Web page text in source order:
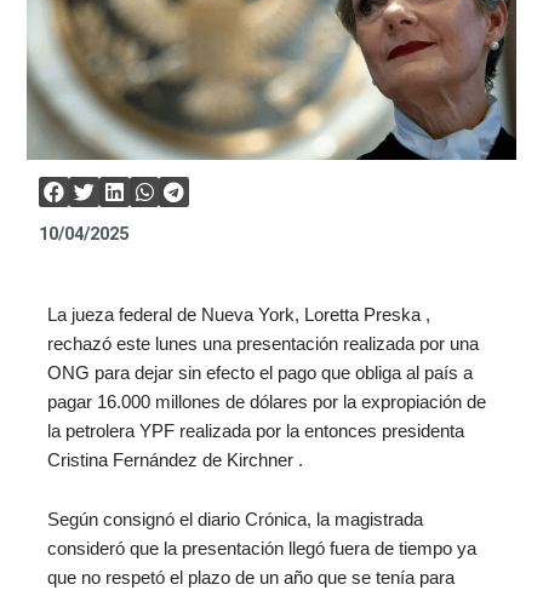
10/04/2025
La jueza federal de Nueva York, Loretta Preska ,
rechazó este lunes una presentación realizada por una
ONG para dejar sin efecto el pago que obliga al país a
pagar 16.000 millones de dólares por la expropiación de
la petrolera YPF realizada por la entonces presidenta
Cristina Fernández de Kirchner .
Según consignó el diario Crónica, la magistrada
consideró que la presentación llegó fuera de tiempo ya
que no respetó el plazo de un año que se tenía para